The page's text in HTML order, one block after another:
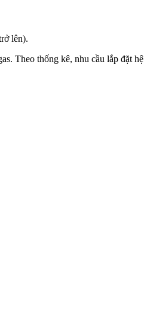
lên).
Theo thống kê, nhu cầu lắp đặt